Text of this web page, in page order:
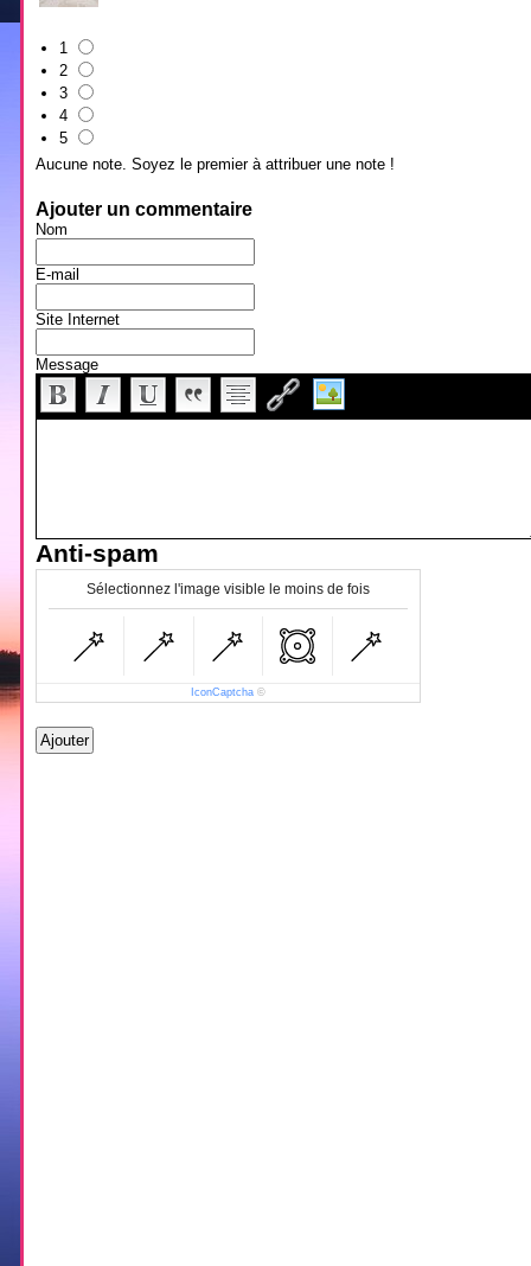
1
2
3
4
5
Aucune note. Soyez le premier à attribuer une note !
Ajouter un commentaire
Nom
E-mail
Site Internet
Message
Anti-spam
Sélectionnez l'image visible le moins de fois
IconCaptcha ©